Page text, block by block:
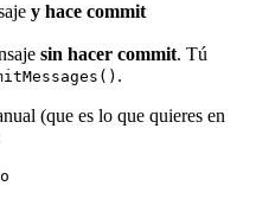
y hace commit
sin hacer commit. Tú
.
(que es lo que quieres en